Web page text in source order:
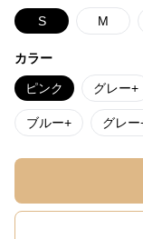
S M
カラー
ピンク グレー+
ブルー+ グレー